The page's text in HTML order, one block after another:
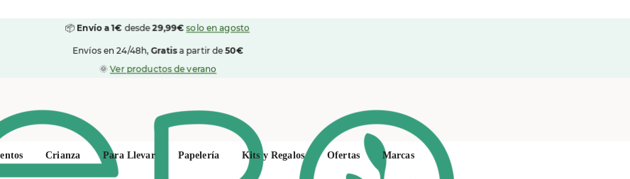
📦Envío a 1€desde29,99€ solo en agosto
Envíos en 24/48h,Gratisa partir de50€
🌞Ver productos de verano
Crianza Para Llevar Papelería Kits y Regalos Ofertas Marcas